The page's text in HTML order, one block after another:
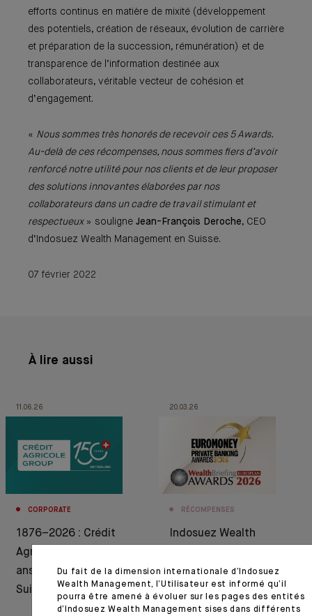
efforts continus en matière de mixité (développement
des potentiels, création de réseaux, évolution de carrière
et préparation de la succession, rémunération) et de
transparence de l’information destinée aux
collaborateurs, véritable vecteur de cohésion et
d’engagement.
« Nous sommes très honorés de recevoir ces 5 Awards.
Au-delà de ces récompenses, nous sommes fiers d’avoir
renforcé notre utilité pour nos clients et de leur proposer
des solutions innovantes élaborées par nos
collaborateurs dans un cadre de travail stimulant et
respectueux» souligne Jean-François Deroche, CEO
d’Indosuez Wealth Management en Suisse.
07 février 2022
À lire aussi
11.06.26
CORPORATE
1876–2026 : Crédit
Agricole célèbre 150
ans d’histoire en
Suisse
20.03.26
RÉCOMPENSES
Indosuez Wealth
récompensé par
Euromoney et
WealthBriefing
Du fait de la dimension internationale d’Indosuez
Wealth Management, l’Utilisateur est informé qu’il
pourra être amené à évoluer sur les pages des entités
d’Indosuez Wealth Management sises dans différents